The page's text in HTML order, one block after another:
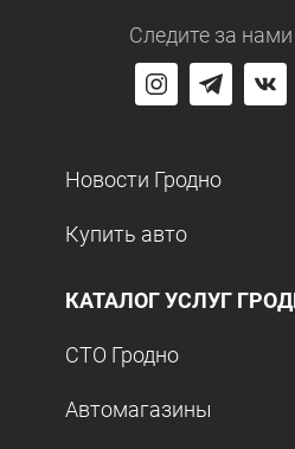
Следите за нами
Новости Гродно
Купить авто
КАТАЛОГ УСЛУГ
СТО Гродно
Автомагазины